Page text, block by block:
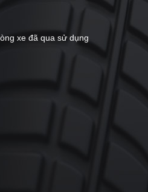
xe đã qua sử dụng